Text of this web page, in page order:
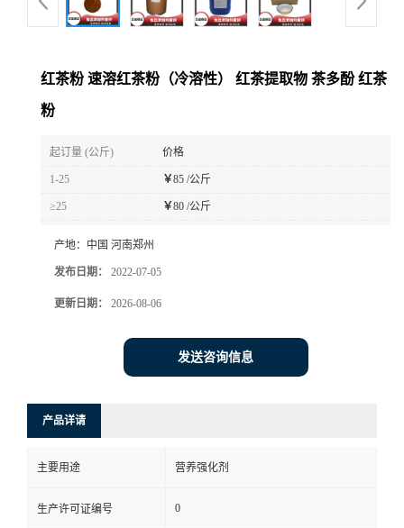
红茶粉 速溶红茶粉（冷溶性） 红茶提取物 茶多酚 红茶
粉
起订量 (公斤) 价格
1-25 ￥85 /公斤
≥25 ￥80 /公斤
产地： 中国 河南郑州
发布日期： 2022-07-05
更新日期： 2026-08-06
发送咨询信息
产品详请
主要用途 营养强化剂
生产许可证编号 0